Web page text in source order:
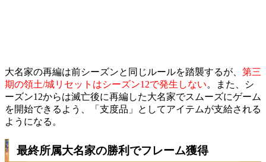
大名家の再編は前シーズンと同じルールを踏襲するが、 第三
期の領土/城リセットはシーズン12で発生しない。また、シ
ーズン12からは滅亡後に再編した大名家でスムーズにゲーム
を開始できるよう、「支度品」としてアイテムが支給される
ようになる。
最終所属大名家の勝利でフレーム獲得